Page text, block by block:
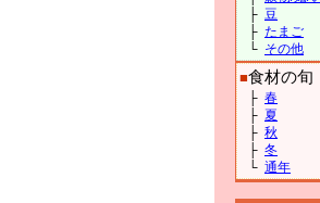
├ 豆
├ たまご
└ その他
■食材の旬
├ 春
├ 夏
├ 秋
├ 冬
└ 通年